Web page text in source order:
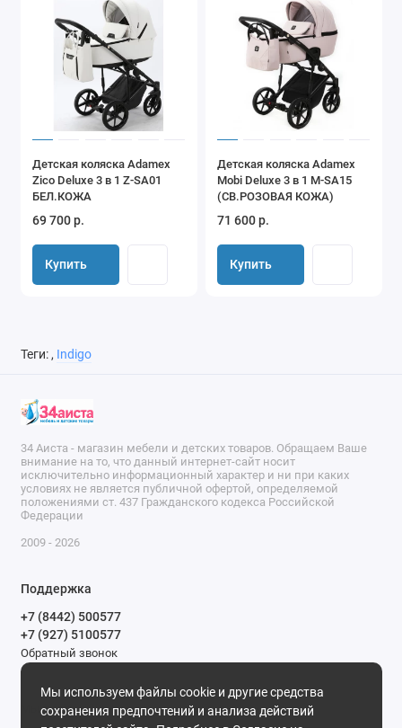
Детская коляска Adamex
Zico Deluxe 3 в 1 Z-SA01
БЕЛ.КОЖА
69 700 р.
Купить
Детская коляска Adamex
Mobi Deluxe 3 в 1 M-SA15
(СВ.РОЗОВАЯ КОЖА)
71 600 р.
Купить
Теги:, Indigo
Мы используем файлы cookie и другие средства
сохранения предпочтений и анализа действий
34 Аиста - магазин мебели и детских товаров. Обращаем Ваше
внимание на то, что данный интернет-сайт носит
исключительно информационный характер и ни при каких
условиях не является публичной офертой, определяемой
положениями ст. 437 Гражданского кодекса Российской
Федерации
2009 - 2026
Поддержка
+7 (8442) 500577
+7 (927) 5100577
Обратный звонок
Мы в сети